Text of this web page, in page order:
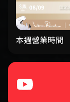
本週營業時間